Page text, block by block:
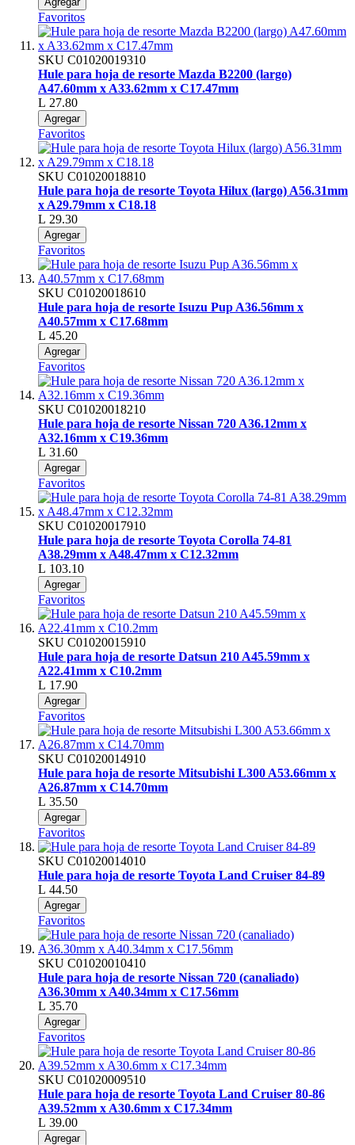
Favoritos
SKU C01020019310
Hule para hoja de resorte Mazda B2200 (largo)
A47.60mm x A33.62mm x C17.47mm
L 27.80
Agregar
Favoritos
SKU C01020018810
Hule para hoja de resorte Toyota Hilux (largo) A56.31mm
x A29.79mm x C18.18
L 29.30
Agregar
Favoritos
SKU C01020018610
Hule para hoja de resorte Isuzu Pup A36.56mm x
A40.57mm x C17.68mm
L 45.20
Agregar
Favoritos
SKU C01020018210
Hule para hoja de resorte Nissan 720 A36.12mm x
A32.16mm x C19.36mm
L 31.60
Agregar
Favoritos
SKU C01020017910
Hule para hoja de resorte Toyota Corolla 74-81
A38.29mm x A48.47mm x C12.32mm
L 103.10
Agregar
Favoritos
SKU C01020015910
Hule para hoja de resorte Datsun 210 A45.59mm x
A22.41mm x C10.2mm
L 17.90
Agregar
Favoritos
SKU C01020014910
Hule para hoja de resorte Mitsubishi L300 A53.66mm x
A26.87mm x C14.70mm
L 35.50
Agregar
Favoritos
SKU C01020014010
Hule para hoja de resorte Toyota Land Cruiser 84-89
L 44.50
Agregar
Favoritos
SKU C01020010410
Hule para hoja de resorte Nissan 720 (canaliado)
A36.30mm x A40.34mm x C17.56mm
L 35.70
Agregar
Favoritos
SKU C01020009510
Hule para hoja de resorte Toyota Land Cruiser 80-86
A39.52mm x A30.6mm x C17.34mm
L 39.00
Agregar